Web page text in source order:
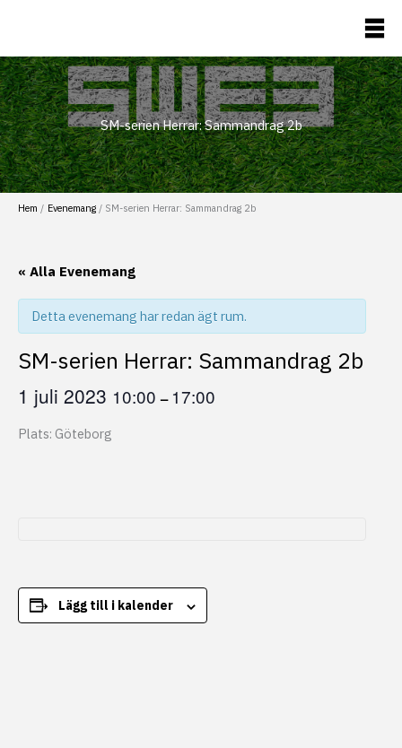
SM-serien Herrar: Sammandrag 2b
Hem Evenemang SM-serien Herrar: Sammandrag 2b
« Alla Evenemang
Detta evenemang har redan ägt rum.
SM-serien Herrar: Sammandrag 2b
1 juli 2023 10:00– 17:00
Plats: Göteborg
Lägg till i kalender